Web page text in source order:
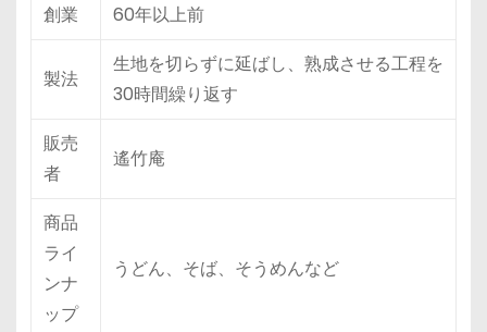
創業 60年以上前
製法
生地を切らずに延ばし、熟成させる工程を
30時間繰り返す
販売
者
遙竹庵
商品
ライ
ンナ
ップ
うどん、そば、そうめんなど